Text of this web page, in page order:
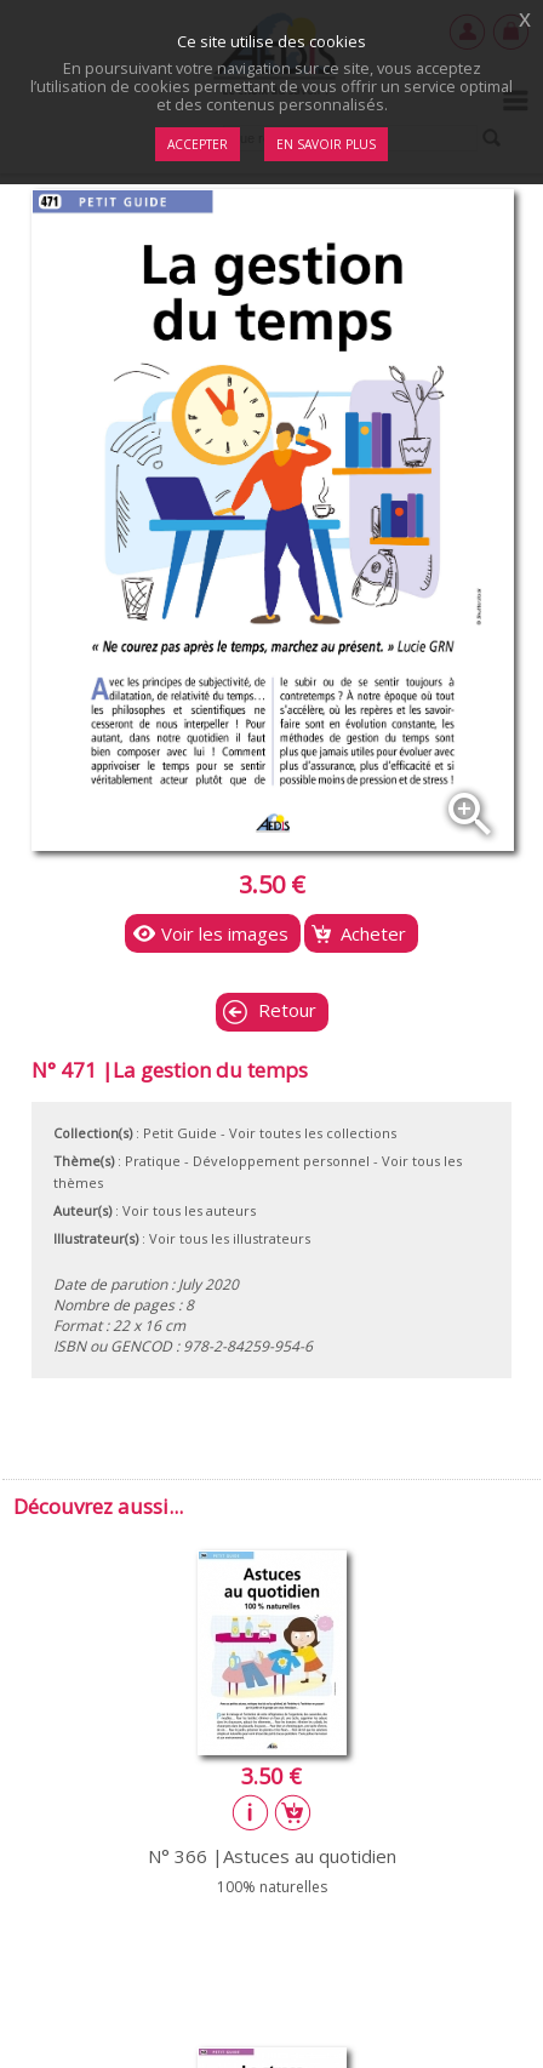
zoom_in
3.50 €
Voir les images Acheter
Retour
N° 471 |La gestion du temps
Collection(s): Petit Guide - Voir toutes les collections
Thème(s): Pratique - Développement personnel - Voir tous les
thèmes
Auteur(s): Voir tous les auteurs
Illustrateur(s): Voir tous les illustrateurs
Date de parution : July 2020
Nombre de pages : 8
Format : 22 x 16 cm
ISBN ou GENCOD :978-2-84259-954-6
Découvrez aussi...
3.50 €
N° 366 |Astuces au quotidien
100% naturelles
Ce site utilise des cookies
En poursuivant votre navigation sur ce site, vous acceptez
l’utilisation de cookies permettant de vous offrir un service optimal
et des contenus personnalisés.
ACCEPTER EN SAVOIR PLUS
x